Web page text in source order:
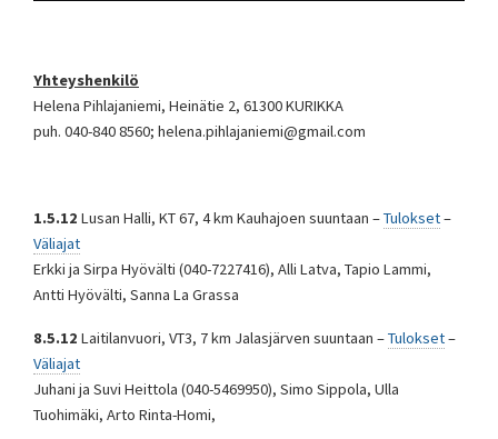
Yhteyshenkilö
Helena Pihlajaniemi, Heinätie 2, 61300 KURIKKA
puh. 040-840 8560; helena.pihlajaniemi@gmail.com
1.5.12 Lusan Halli, KT 67, 4 km Kauhajoen suuntaan –Tulokset–
Väliajat
Erkki ja Sirpa Hyövälti (040-7227416), Alli Latva, Tapio Lammi,
Antti Hyövälti, Sanna La Grassa
8.5.12 Laitilanvuori, VT3, 7 km Jalasjärven suuntaan –Tulokset–
Väliajat
Juhani ja Suvi Heittola (040-5469950), Simo Sippola, Ulla
Tuohimäki, Arto Rinta-Homi,